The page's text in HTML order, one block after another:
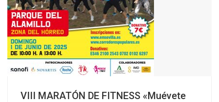
VIII MARATÓN DE FITNESS «Muévete